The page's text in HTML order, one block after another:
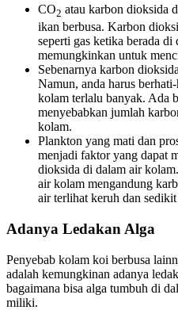
CO2 atau karbon dioksida
ikan berbusa. Karbon
seperti gas ketika berada di
memungkinkan untuk
Sebenarnya karbon
Namun, anda harus
kolam terlalu banyak. Ada
menyebabkan jumlah
kolam.
Plankton yang mati dan
menjadi faktor yang dapat
dioksida di dalam air
air kolam mengandung
air terlihat keruh dan sedikit
Adanya Ledakan Alga
Penyebab kolam koi berbusa
adalah kemungkinan adanya
bagaimana bisa alga tumbuh di
miliki.